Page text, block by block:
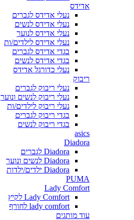
אדידס
נעלי אדידס לגברים
נעלי אדידס לנשים
נעלי אדידס לנוער
נעלי אדידס לילדים/ות
בגדי אדידס לגברים
בגדי אדידס לנשים
נעלי כדורגל אדידס
ריבוק
נעלי ריבוק לגברים
נעלי ריבוק לנשים ונוער
נעלי ריבוק לילדים/ות
בגדי ריבוק לגברים
בגדי ריבוק לנשים
asics
Diadora
Diadora לגברים
Diadora לנשים ונוער
Diadora ילדים/ילדות
PUMA
Lady Comfort
Lady Comfort לקיץ
lady comfort לחורף
עוד מותגים